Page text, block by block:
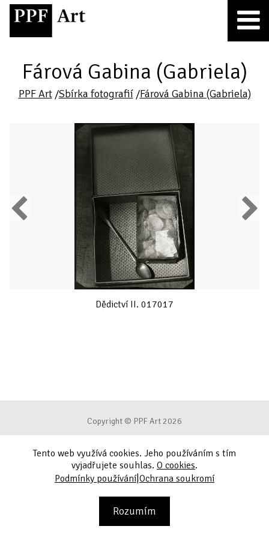
Fárová Gabina (Gabriela)
PPF Art/Sbírka fotografií/Fárová Gabina (Gabriela)
Previous
Dědictví II. 017017
Next
Copyright © PPF Art 2026
Podmínky používání
Ochrana soukromí
Tento web využívá cookies. Jeho používáním s tím
vyjadřujete souhlas. O cookies.
Podmínky používání|Ochrana soukromí
Rozumím